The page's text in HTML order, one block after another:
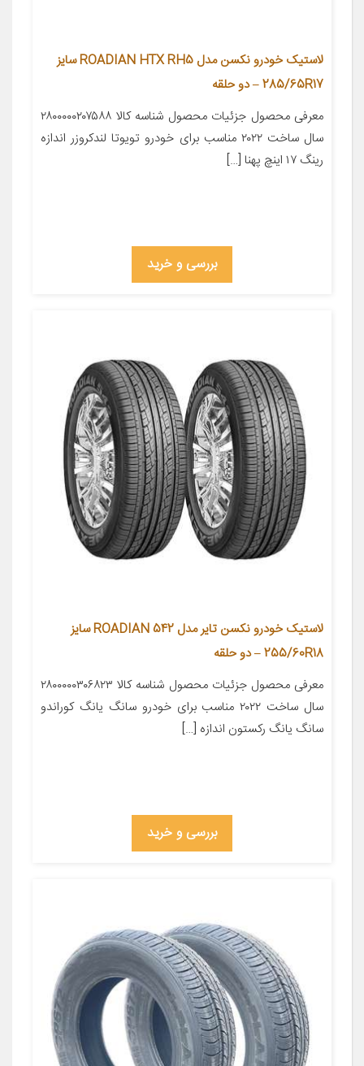
لاستیک خودرو نکسن مدل ROADIAN HTX RH5 سایز
285/65R17 – دو حلقه
معرفی محصول جزئیات محصول شناسه کالا ۲۸۰۰۰۰۰۲۰۷۵۸۸
سال ساخت ۲۰۲۲ مناسب برای خودرو تویوتا لندکروزر اندازه
رینگ ۱۷ اینچ پهنا […]
بررسی و خرید
لاستیک خودرو نکسن تایر مدل ROADIAN 542 سایز
255/60R18 – دو حلقه
معرفی محصول جزئیات محصول شناسه کالا ۲۸۰۰۰۰۰۳۰۶۸۲۳
سال ساخت ۲۰۲۲ مناسب برای خودرو سانگ یانگ کوراندو
سانگ یانگ رکستون اندازه […]
بررسی و خرید